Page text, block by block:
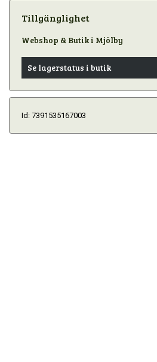
Tillgänglighet
Webshop & Butik i Mjölby
Se lagerstatus i butik
Id: 7391535167003